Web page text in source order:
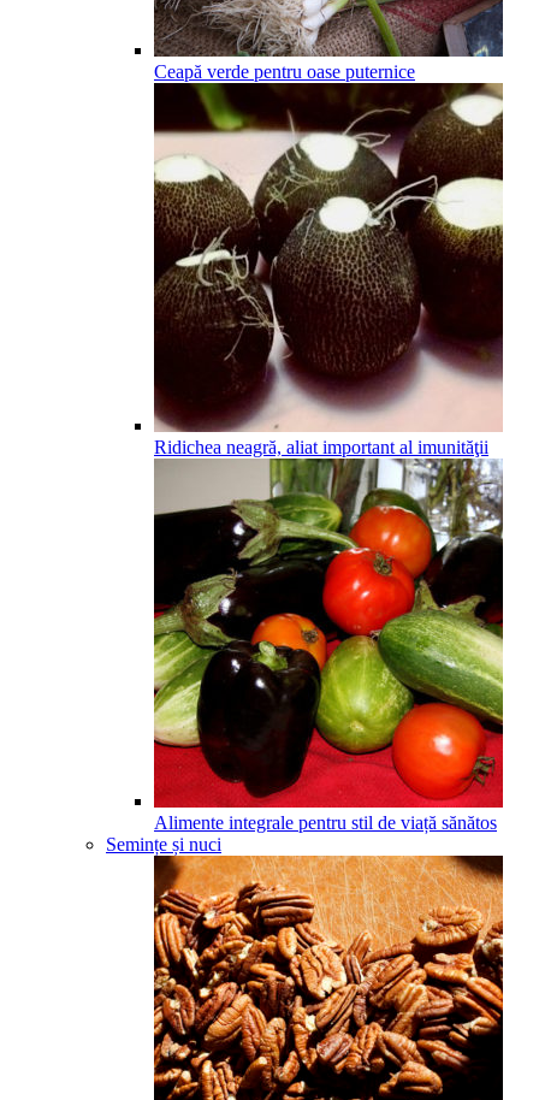
Ceapă verde pentru oase puternice
Ridichea neagră, aliat important al imunităţii
Alimente integrale pentru stil de viață sănătos
Semințe și nuci